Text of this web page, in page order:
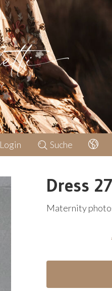
Login Suche
Dress 27
Maternity